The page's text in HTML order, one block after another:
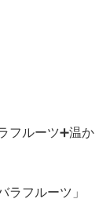
フルーツ➕温か
フルーツ」